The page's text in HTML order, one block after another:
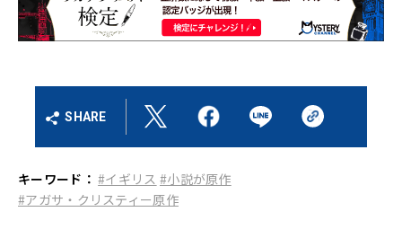
SHARE
キーワード： #イギリス #小説が原作
#アガサ・クリスティー原作